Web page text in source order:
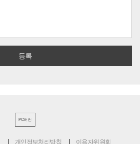
PC버전
개인정보처리방침 이용자위원회